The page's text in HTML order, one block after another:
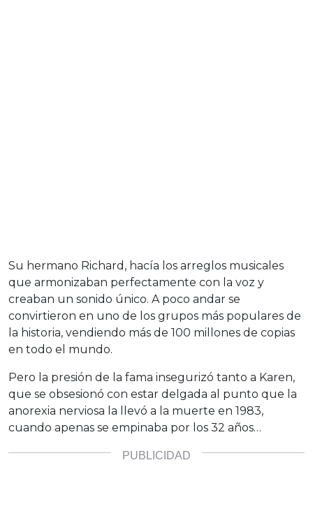
Su hermano Richard, hacía los arreglos musicales
que armonizaban perfectamente con la voz y
creaban un sonido único. A poco andar se
convirtieron en uno de los grupos más populares de
la historia, vendiendo más de 100 millones de copias
en todo el mundo.
Pero la presión de la fama insegurizó tanto a Karen,
que se obsesionó con estar delgada al punto que la
anorexia nerviosa la llevó a la muerte en 1983,
cuando apenas se empinaba por los 32 años…